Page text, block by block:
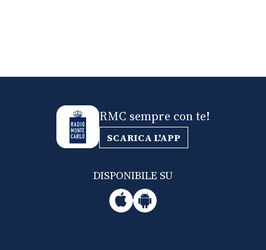
RMC sempre con te!
SCARICA L'APP
DISPONIBILE SU